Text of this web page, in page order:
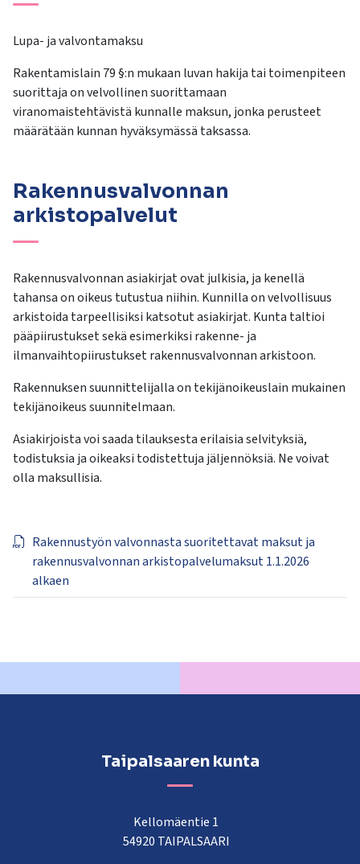
kosketus-
pyyhkäisyliikkeitä.
Lupa- ja valvontamaksu
Rakentamislain 79 §:n mukaan luvan hakija tai toimenpiteen
suorittaja on velvollinen suorittamaan
viranomaistehtävistä kunnalle maksun, jonka perusteet
määrätään kunnan hyväksymässä taksassa.
Rakennusvalvonnan
arkistopalvelut
Rakennusvalvonnan asiakirjat ovat julkisia, ja kenellä
tahansa on oikeus tutustua niihin. Kunnilla on velvollisuus
arkistoida tarpeellisiksi katsotut asiakirjat. Kunta taltioi
pääpiirustukset sekä esimerkiksi rakenne- ja
ilmanvaihtopiirustukset rakennusvalvonnan arkistoon.
Rakennuksen suunnittelijalla on tekijänoikeuslain mukainen
tekijänoikeus suunnitelmaan.
Asiakirjoista voi saada tilauksesta erilaisia selvityksiä,
todistuksia ja oikeaksi todistettuja jäljennöksiä. Ne voivat
olla maksullisia.
Rakennustyön valvonnasta suoritettavat maksut ja
rakennusvalvonnan arkistopalvelumaksut 1.1.2026
alkaen
Taipalsaaren kunta
Kellomäentie 1
54920 TAIPALSAARI